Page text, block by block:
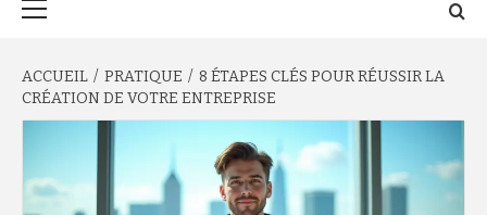
ACCUEIL PRATIQUE
8 ÉTAPES CLÉS POUR RÉUSSIR LA
CRÉATION DE VOTRE ENTREPRISE